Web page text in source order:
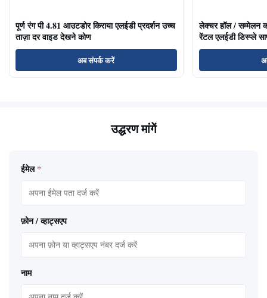
पूर्ण रंग पी 4.81 आउटडोर किराया एलईडी प्रदर्शन उच्च
ताज़ा दर वाइड देखने कोण
अब संपर्क करें
लेक्चर हॉल / सम्मेलन
रेंटल एलईडी डिस्प्ले
उद्धरण मांगें
ईमेल *
फ़ोन / व्हाट्सएप
नाम